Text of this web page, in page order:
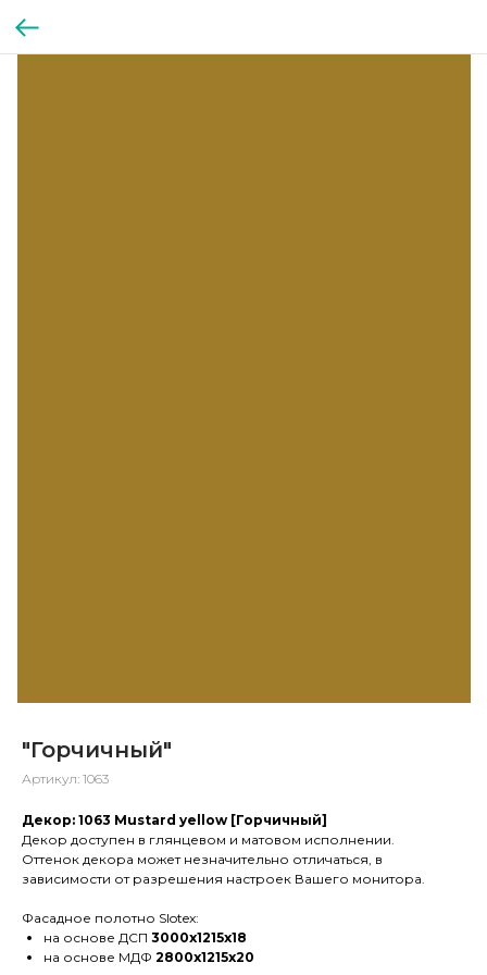
"Горчичный"
Артикул: 1063
Декор: 1063 Mustard yellow [Горчичный]
Декор доступен в глянцевом и матовом исполнении.
Оттенок декора может незначительно отличаться, в
зависимости от разрешения настроек Вашего монитора.
Фасадное полотно Slotex:
на основе ДСП 3000х1215х18
на основе МДФ 2800х1215х20